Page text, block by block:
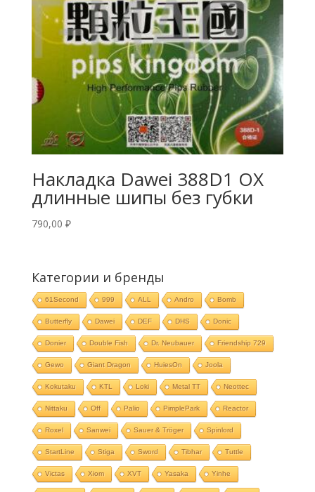
Накладка Dawei 388D1 OX
длинные шипы без губки
790,00 ₽
Категории и бренды
61Second 999 ALL Andro Bomb
Butterfly Dawei DEF DHS Donic
Donier Double Fish Dr. Neubauer Friendship 729
Gewo Giant Dragon HuiesOn Joola
Kokutaku KTL Loki Metal TT Neottec
Nittaku Off Palio PimplePark Reactor
Roxel Sanwei Sauer & Tröger Spinlord
StartLine Stiga Sword Tibhar Tuttle
Victas Xiom XVT Yasaka Yinhe